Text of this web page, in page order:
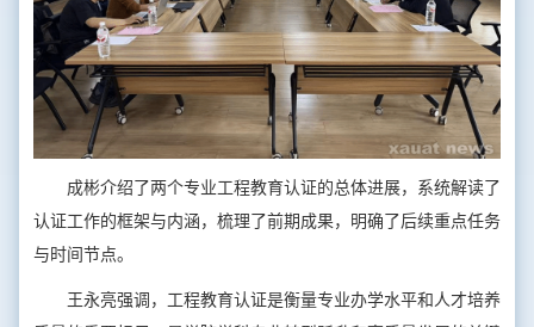
成彬介绍了两个专业工程教育认证的总体进展，系统解读了
认证工作的框架与内涵，梳理了前期成果，明确了后续重点任务
与时间节点。
王永亮强调，工程教育认证是衡量专业办学水平和人才培养